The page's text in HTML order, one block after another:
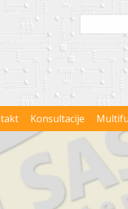
Konsultacije